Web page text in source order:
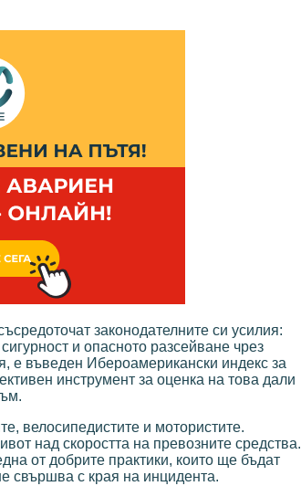
законодателните си усилия:
и опасното разсейване чрез
е въведен Ибероамерикански индекс за
инструмент за оценка на това дали
велосипедистите и мотористите.
над скоростта на превозните средства.
от добрите практики, които ще бъдат
свършва с края на инцидента.